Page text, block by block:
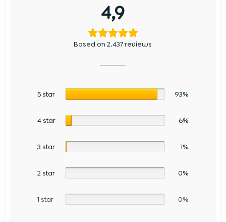
4,9
Based on 2.437 reviews
5 star 93%
4 star 6%
3 star 1%
2 star 0%
1 star 0%